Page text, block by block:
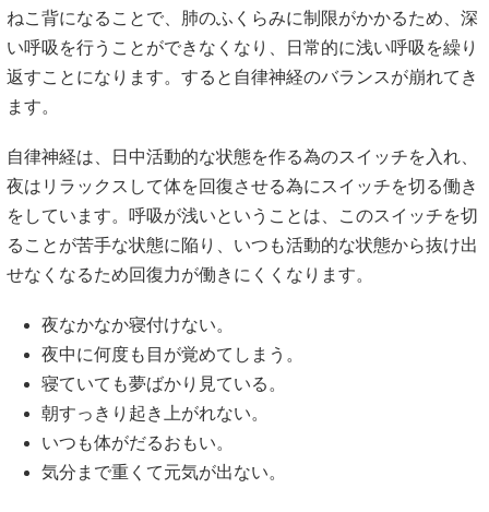
ねこ背になることで、肺のふくらみに制限がかかるため、深
い呼吸を行うことができなくなり、日常的に浅い呼吸を繰り
返すことになります。すると自律神経のバランスが崩れてき
ます。
自律神経は、日中活動的な状態を作る為のスイッチを入れ、
夜はリラックスして体を回復させる為にスイッチを切る働き
をしています。呼吸が浅いということは、このスイッチを切
ることが苦手な状態に陥り、いつも活動的な状態から抜け出
せなくなるため回復力が働きにくくなります。
夜なかなか寝付けない。
夜中に何度も目が覚めてしまう。
寝ていても夢ばかり見ている。
朝すっきり起き上がれない。
いつも体がだるおもい。
気分まで重くて元気が出ない。